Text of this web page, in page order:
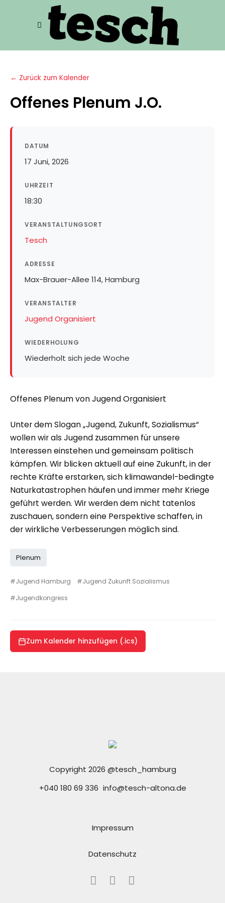
← Zurück zum Kalender
Offenes Plenum J.O.
DATUM
17 Juni, 2026
UHRZEIT
18:30
VERANSTALTUNGSORT
Tesch
ADRESSE
Max-Brauer-Allee 114, Hamburg
VERANSTALTER
Jugend Organisiert
WIEDERHOLUNG
Wiederholt sich jede Woche
Offenes Plenum von Jugend Organisiert
Unter dem Slogan „Jugend, Zukunft, Sozialismus“
wollen wir als Jugend zusammen für unsere
Interessen einstehen und gemeinsam politisch
kämpfen. Wir blicken aktuell auf eine Zukunft, in der
rechte Kräfte erstarken, sich klimawandel-bedingte
Naturkatastrophen häufen und immer mehr Kriege
geführt werden. Wir werden dem nicht tatenlos
zuschauen, sondern eine Perspektive schaffen, in
der wirkliche Verbesserungen möglich sind.
Plenum
#Jugend Hamburg
#Jugend Zukunft Sozialismus
#Jugendkongress
Zum Kalender hinzufügen (.ics)
Copyright 2026 @tesch_hamburg
+040 180 69 336 info@tesch-altona.de
Impressum
Datenschutz